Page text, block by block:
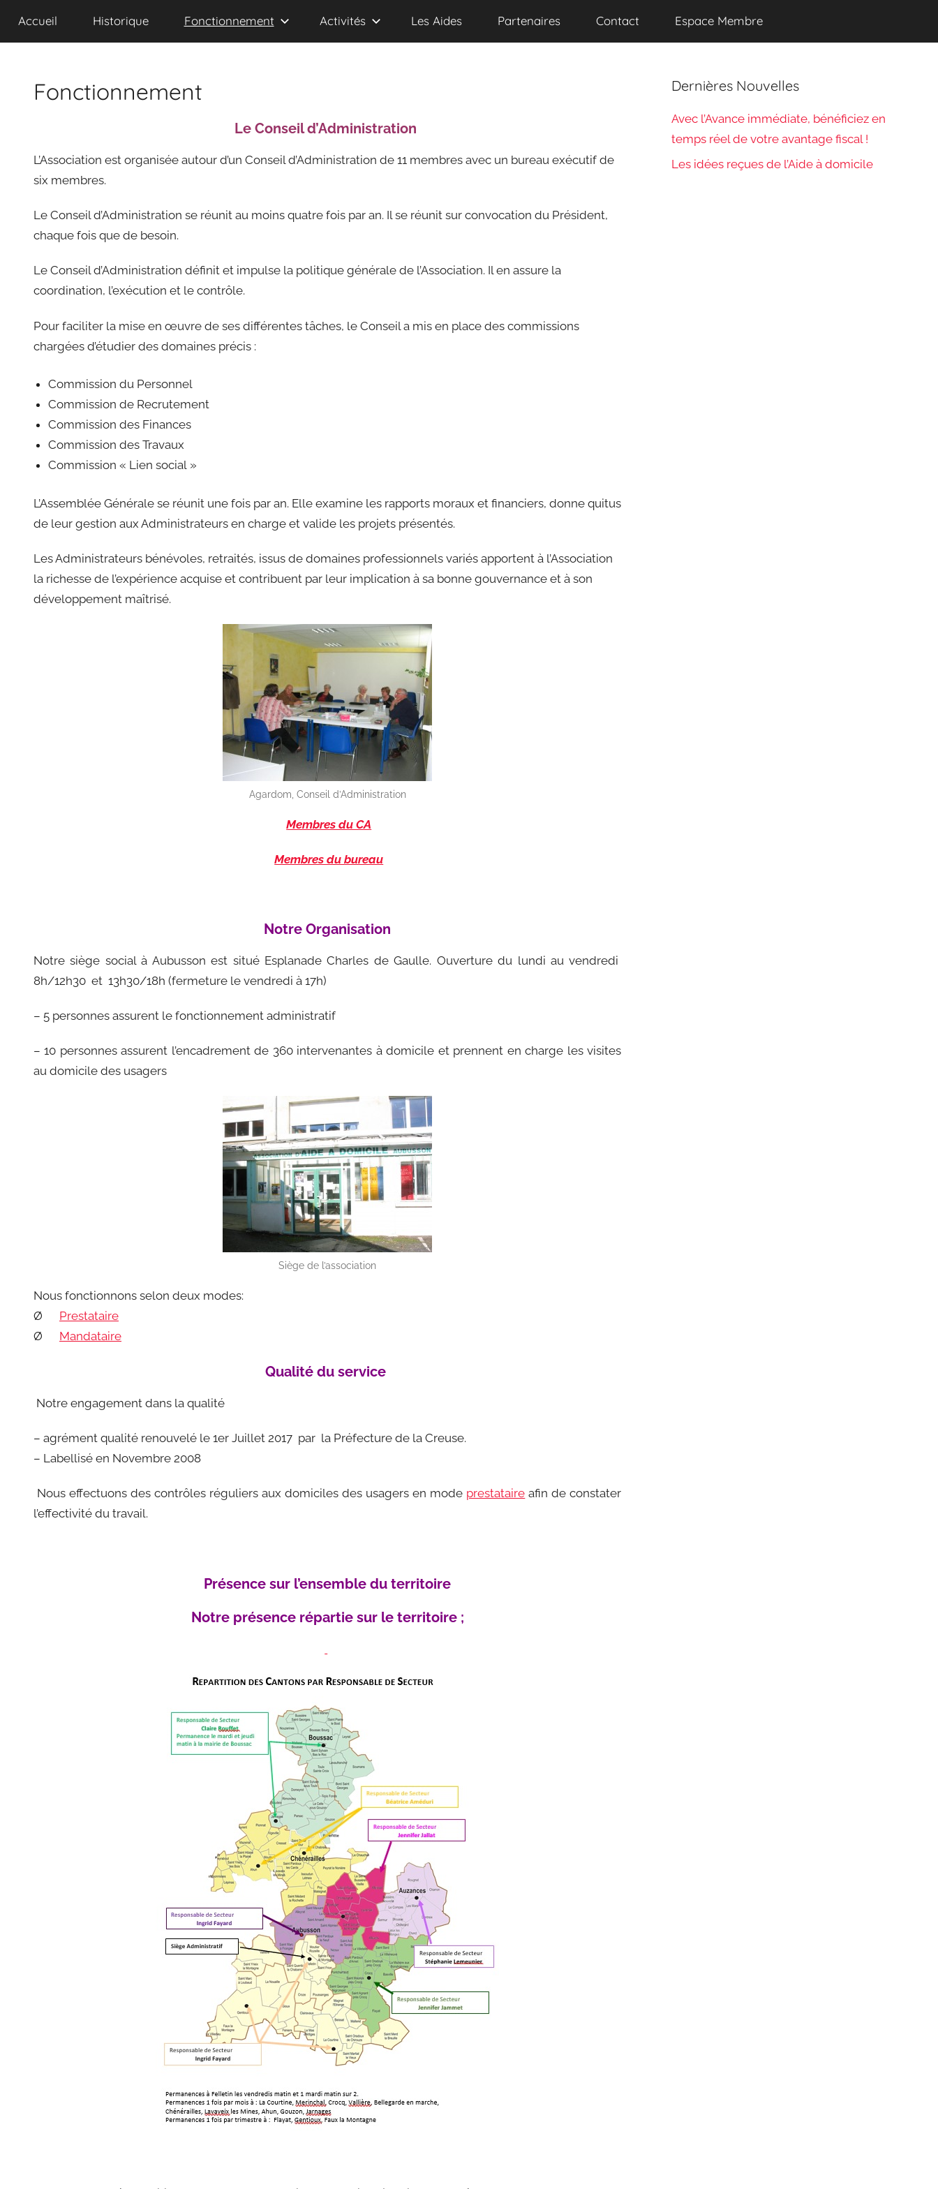
à
Accueil Historique Fonctionnement Activités Les Aides Partenaires Contact Espace Membre
Fonctionnement
Le Conseil d’Administration
L’Association est organisée autour d’un Conseil d’Administration de 11 membres avec un bureau exécutif de
six membres.
Le Conseil d’Administration se réunit au moins quatre fois par an. Il se réunit sur convocation du Président,
chaque fois que de besoin.
Le Conseil d’Administration définit et impulse la politique générale de l’Association. Il en assure la
coordination, l’exécution et le contrôle.
Pour faciliter la mise en œuvre de ses différentes tâches, le Conseil a mis en place des commissions
chargées d’étudier des domaines précis :
Commission du Personnel
Commission de Recrutement
Commission des Finances
Commission des Travaux
Commission « Lien social »
L’Assemblée Générale se réunit une fois par an. Elle examine les rapports moraux et financiers, donne quitus
de leur gestion aux Administrateurs en charge et valide les projets présentés.
Les Administrateurs bénévoles, retraités, issus de domaines professionnels variés apportent à l’Association
la richesse de l’expérience acquise et contribuent par leur implication à sa bonne gouvernance et à son
développement maîtrisé.
Agardom, Conseil d’Administration
Membres du CA
Membres du bureau
Notre Organisation
Notre siège social à Aubusson est situé Esplanade Charles de Gaulle. Ouverture du lundi au vendredi
8h/12h30 et 13h30/18h (fermeture le vendredi à 17h)
– 5 personnes assurent le fonctionnement administratif
– 10 personnes assurent l’encadrement de 360 intervenantes à domicile et prennent en charge les visites
au domicile des usagers
Siège de l’association
Nous fonctionnons selon deux modes:
Ø Prestataire
Ø Mandataire
Qualité du service
Notre engagement dans la qualité
– agrément qualité renouvelé le 1er Juillet 2017 par la Préfecture de la Creuse.
– Labellisé en Novembre 2008
Nous effectuons des contrôles réguliers aux domiciles des usagers en mode prestataire afin de constater
l’effectivité du travail.
Présence sur l’ensemble du territoire
Notre présence répartie sur le territoire ;
Dernières Nouvelles
Avec l’Avance immédiate, bénéficiez en
temps réel de votre avantage fiscal !
Les idées reçues de l’Aide à domicile